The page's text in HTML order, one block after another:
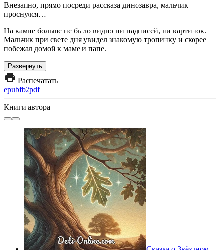
Внезапно, прямо посреди рассказа динозавра, мальчик
проснулся…
На камне больше не было видно ни надписей, ни картинок.
Мальчик при свете дня увидел знакомую тропинку и скорее
побежал домой к маме и папе.
Развернуть
Распечатать
epubfb2pdf
Книги автора